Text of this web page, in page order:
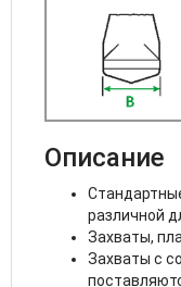
Описание
различной
Захваты,
Захваты с